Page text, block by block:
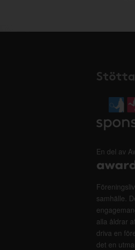
En del av
samhälle.
alla åldrar
driva en
det en